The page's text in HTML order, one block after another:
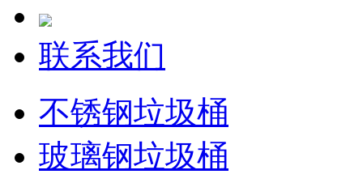
联系我们
不锈钢垃圾桶
玻璃钢垃圾桶